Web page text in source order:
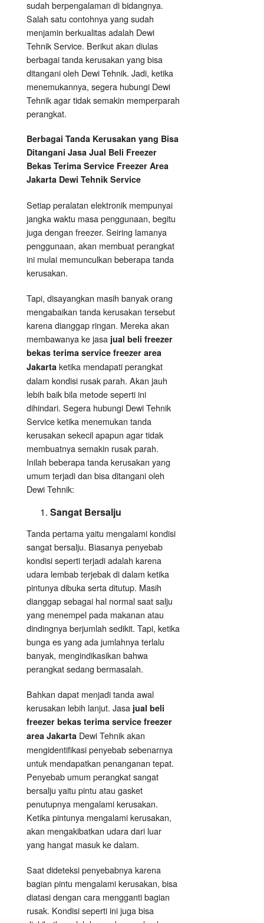
sudah berpengalaman di bidangnya.
Salah satu contohnya yang sudah
menjamin berkualitas adalah Dewi
Tehnik Service. Berikut akan diulas
berbagai tanda kerusakan yang bisa
ditangani oleh Dewi Tehnik. Jadi, ketika
menemukannya, segera hubungi Dewi
Tehnik agar tidak semakin memperparah
perangkat.
Berbagai Tanda Kerusakan yang Bisa
Ditangani Jasa Jual Beli Freezer
Bekas Terima Service Freezer Area
Jakarta Dewi Tehnik Service
Setiap peralatan elektronik mempunyai
jangka waktu masa penggunaan, begitu
juga dengan freezer. Seiring lamanya
penggunaan, akan membuat perangkat
ini mulai memunculkan beberapa tanda
kerusakan.
Tapi, disayangkan masih banyak orang
mengabaikan tanda kerusakan tersebut
karena dianggap ringan. Mereka akan
membawanya ke jasa jual beli freezer
bekas terima service freezer area
Jakarta ketika mendapati perangkat
dalam kondisi rusak parah. Akan jauh
lebih baik bila metode seperti ini
dihindari. Segera hubungi Dewi Tehnik
Service ketika menemukan tanda
kerusakan sekecil apapun agar tidak
membuatnya semakin rusak parah.
Inilah beberapa tanda kerusakan yang
umum terjadi dan bisa ditangani oleh
Dewi Tehnik:
Sangat Bersalju
Tanda pertama yaitu mengalami kondisi
sangat bersalju. Biasanya penyebab
kondisi seperti terjadi adalah karena
udara lembab terjebak di dalam ketika
pintunya dibuka serta ditutup. Masih
dianggap sebagai hal normal saat salju
yang menempel pada makanan atau
dindingnya berjumlah sedikit. Tapi, ketika
bunga es yang ada jumlahnya terlalu
banyak, mengindikasikan bahwa
perangkat sedang bermasalah.
Bahkan dapat menjadi tanda awal
kerusakan lebih lanjut. Jasa jual beli
freezer bekas terima service freezer
area Jakarta Dewi Tehnik akan
mengidentifikasi penyebab sebenarnya
untuk mendapatkan penanganan tepat.
Penyebab umum perangkat sangat
bersalju yaitu pintu atau gasket
penutupnya mengalami kerusakan.
Ketika pintunya mengalami kerusakan,
akan mengakibatkan udara dari luar
yang hangat masuk ke dalam.
Saat dideteksi penyebabnya karena
bagian pintu mengalami kerusakan, bisa
diatasi dengan cara mengganti bagian
rusak. Kondisi seperti ini juga bisa